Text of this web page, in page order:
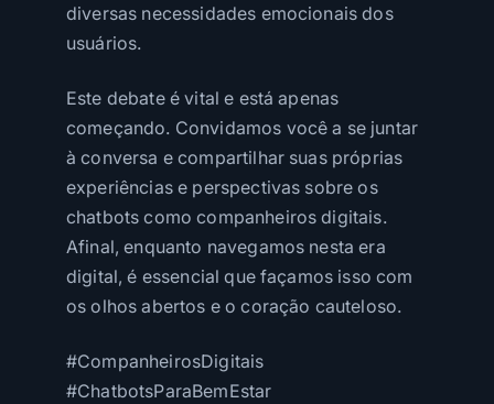
diversas necessidades emocionais dos
usuários.
Este debate é vital e está apenas
começando. Convidamos você a se juntar
à conversa e compartilhar suas próprias
experiências e perspectivas sobre os
chatbots como companheiros digitais.
Afinal, enquanto navegamos nesta era
digital, é essencial que façamos isso com
os olhos abertos e o coração cauteloso.
#CompanheirosDigitais
#ChatbotsParaBemEstar